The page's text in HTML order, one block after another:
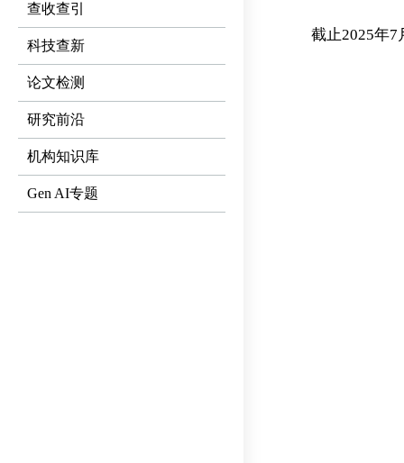
查收查引
科技查新
论文检测
研究前沿
机构知识库
Gen AI专题
截止2025年7